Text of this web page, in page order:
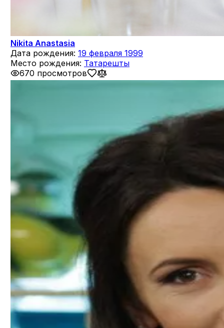
Nikita Anastasia
Дата рождения: 19 февраля 1999
Место рождения: Татарешты
670 просмотров